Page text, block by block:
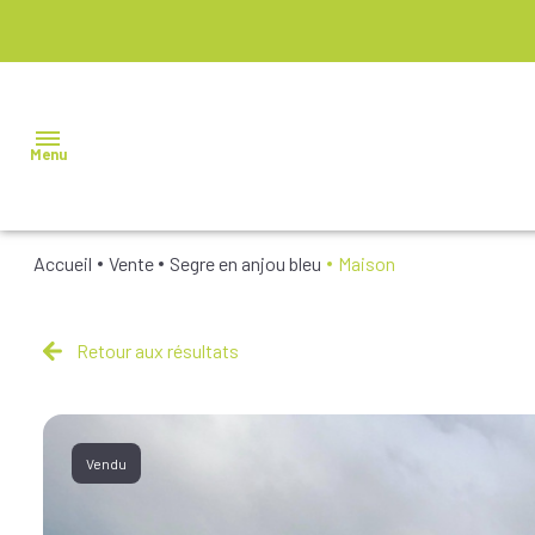
Menu
VENDRE
BIENS
VENDUS
Accueil Vente Segre en anjou bleu Maison
Retour aux résultats
Vendu